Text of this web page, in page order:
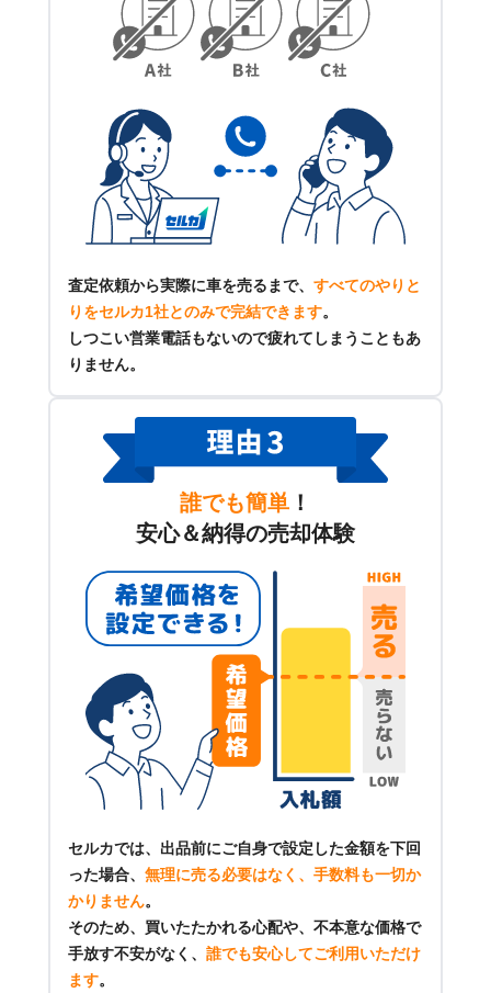
査定依頼から実際に車を売るまで、 すべてのやりと
りをセルカ1社とのみで完結できます。
しつこい営業電話もないので疲れてしまうこともあ
りません。
誰でも簡単 ！
安心＆納得の売却体験
セルカでは、出品前にご自身で設定した金額を下回
った場合、 無理に売る必要はなく、手数料も一切か
かりません。
そのため、買いたたかれる心配や、不本意な価格で
手放す不安がなく、 誰でも安心してご利用いただけ
ます。